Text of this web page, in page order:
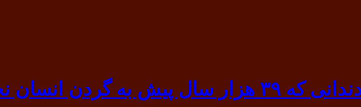
آویخته شد